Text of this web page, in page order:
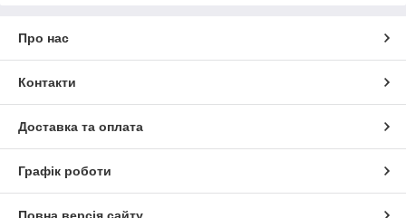
Про нас
Контакти
Доставка та оплата
Графік роботи